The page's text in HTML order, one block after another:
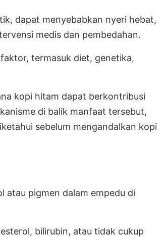
dapat menyebabkan nyeri hebat,
medis dan pembedahan.
termasuk diet, genetika,
kopi hitam dapat berkontribusi
di balik manfaat tersebut,
sebelum mengandalkan kopi
atau pigmen dalam empedu di
bilirubin, atau tidak cukup